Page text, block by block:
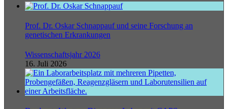
Prof. Dr. Oskar Schnappauf und seine Forschung an
genetischen Erkrankungen
Wissenschaftsjahr 2026
16. Juli 2026